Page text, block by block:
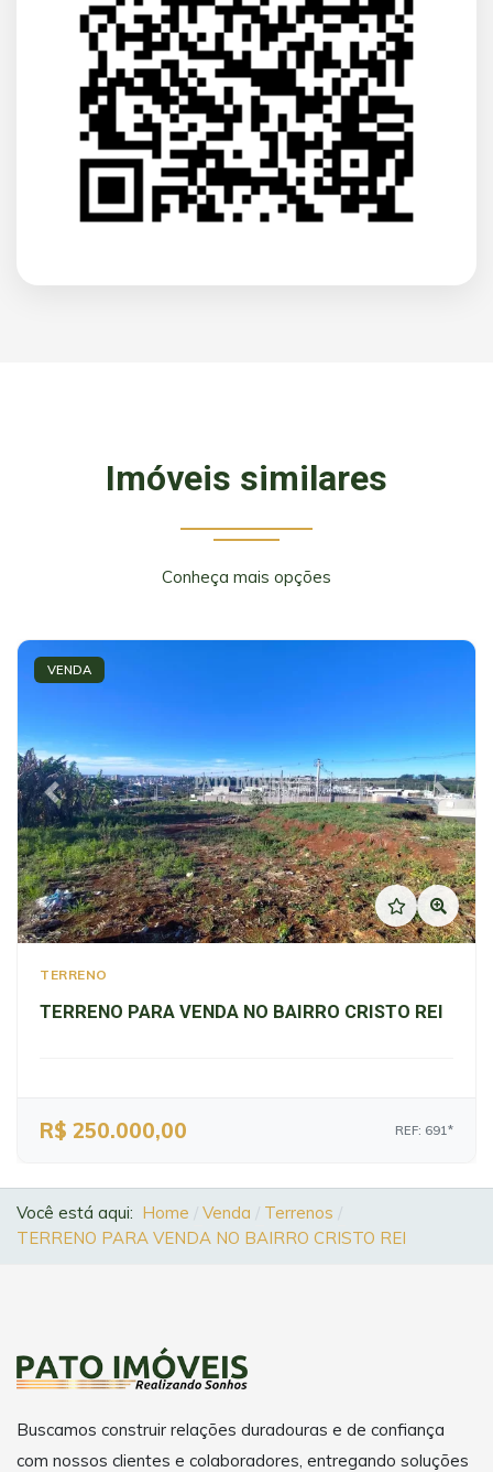
Imóveis similares
Conheça mais opções
VENDA
Previous Next
TERRENO
TERRENO PARA VENDA NO BAIRRO CRISTO REI
R$ 250.000,00 REF: 691*
Você está aqui: Home Venda
Terrenos
TERRENO PARA VENDA NO BAIRRO CRISTO REI
Buscamos construir relações duradouras e de confiança
com nossos clientes e colaboradores, entregando soluções